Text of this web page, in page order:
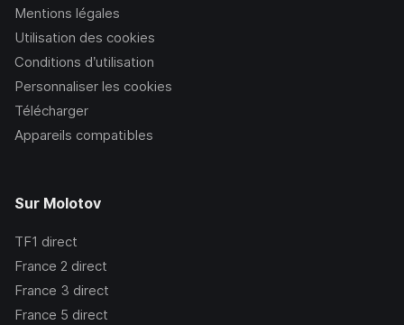
Mentions légales
Utilisation des cookies
Conditions d’utilisation
Personnaliser les cookies
Télécharger
Appareils compatibles
Sur Molotov
TF1 direct
France 2 direct
France 3 direct
France 5 direct